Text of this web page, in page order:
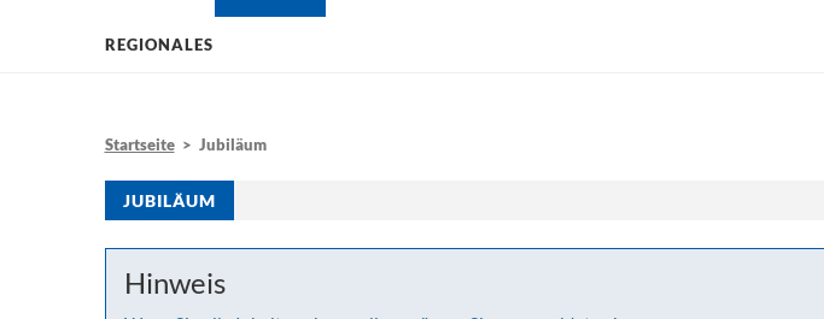
REGIONALES
Startseite> Jubiläum
JUBILÄUM
Hinweis